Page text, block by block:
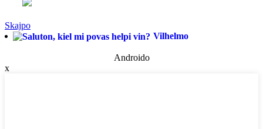
Skajpo
Vilhelmo
Androido
x